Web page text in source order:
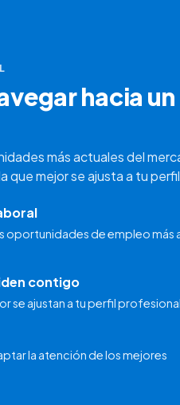
hacia un
más actuales del
que mejor se ajusta a tu
oportunidades de empleo más
contigo
se ajustan a tu perfil profesional.
la atención de los mejores